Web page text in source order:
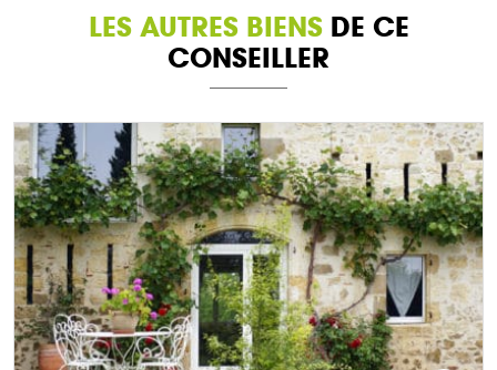
LES AUTRES BIENSDE CE
CONSEILLER